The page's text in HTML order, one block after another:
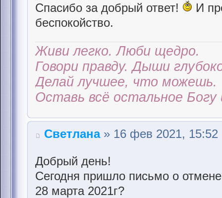
Спасибо за добрый ответ!
И
беспокойство.
Живи легко. Люби щедро.
Говори правду. Дыши
Делай лучшее, что можешь.
Оставь всё остальное Богу
Светлана» 16 фев 2021, 15:52
Добрый день!
Сегодня пришло письмо о
28 марта 2021г?